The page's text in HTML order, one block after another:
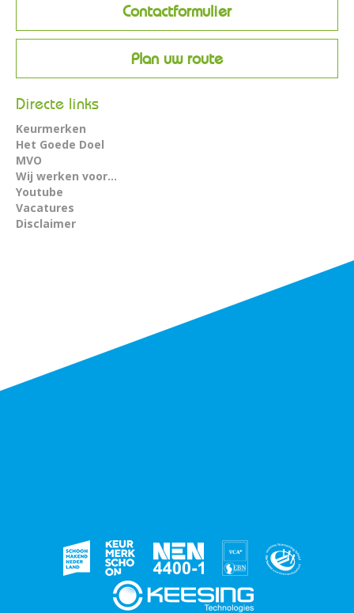
Contactformulier
Plan uw route
Directe links
Keurmerken
Het Goede Doel
MVO
Wij werken voor...
Youtube
Vacatures
Disclaimer